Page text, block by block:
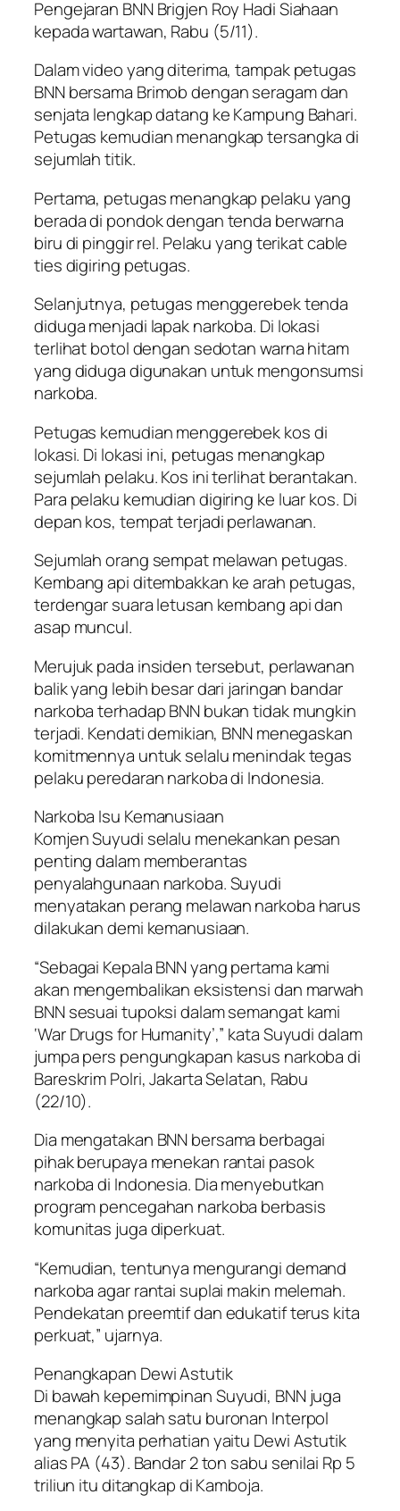
Pengejaran BNN Brigjen Roy Hadi Siahaan
kepada wartawan, Rabu (5/11).
Dalam video yang diterima, tampak petugas
BNN bersama Brimob dengan seragam dan
senjata lengkap datang ke Kampung Bahari.
Petugas kemudian menangkap tersangka di
sejumlah titik.
Pertama, petugas menangkap pelaku yang
berada di pondok dengan tenda berwarna
biru di pinggir rel. Pelaku yang terikat cable
ties digiring petugas.
Selanjutnya, petugas menggerebek tenda
diduga menjadi lapak narkoba. Di lokasi
terlihat botol dengan sedotan warna hitam
yang diduga digunakan untuk mengonsumsi
narkoba.
Petugas kemudian menggerebek kos di
lokasi. Di lokasi ini, petugas menangkap
sejumlah pelaku. Kos ini terlihat berantakan.
Para pelaku kemudian digiring ke luar kos. Di
depan kos, tempat terjadi perlawanan.
Sejumlah orang sempat melawan petugas.
Kembang api ditembakkan ke arah petugas,
terdengar suara letusan kembang api dan
asap muncul.
Merujuk pada insiden tersebut, perlawanan
balik yang lebih besar dari jaringan bandar
narkoba terhadap BNN bukan tidak mungkin
terjadi. Kendati demikian, BNN menegaskan
komitmennya untuk selalu menindak tegas
pelaku peredaran narkoba di Indonesia.
Narkoba Isu Kemanusiaan
Komjen Suyudi selalu menekankan pesan
penting dalam memberantas
penyalahgunaan narkoba. Suyudi
menyatakan perang melawan narkoba harus
dilakukan demi kemanusiaan.
“Sebagai Kepala BNN yang pertama kami
akan mengembalikan eksistensi dan marwah
BNN sesuai tupoksi dalam semangat kami
‘War Drugs for Humanity’,” kata Suyudi dalam
jumpa pers pengungkapan kasus narkoba di
Bareskrim Polri, Jakarta Selatan, Rabu
(22/10).
Dia mengatakan BNN bersama berbagai
pihak berupaya menekan rantai pasok
narkoba di Indonesia. Dia menyebutkan
program pencegahan narkoba berbasis
komunitas juga diperkuat.
“Kemudian, tentunya mengurangi demand
narkoba agar rantai suplai makin melemah.
Pendekatan preemtif dan edukatif terus kita
perkuat,” ujarnya.
Penangkapan Dewi Astutik
Di bawah kepemimpinan Suyudi, BNN juga
menangkap salah satu buronan Interpol
yang menyita perhatian yaitu Dewi Astutik
alias PA (43). Bandar 2 ton sabu senilai Rp 5
triliun itu ditangkap di Kamboja.